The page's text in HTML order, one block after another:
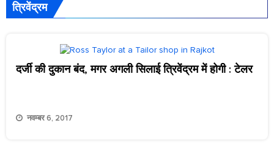
त्रिवेंद्रम
दर्जी की दुकान बंद, मगर अगली सिलाई त्रिवेंद्रम में होगी : टेलर
नवम्बर 6, 2017